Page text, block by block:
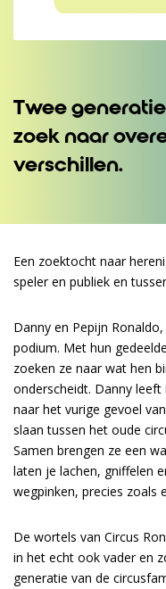
Twee
zoek naar
verschillen.
Een zoektocht naar
speler en publiek en
Danny en Pepijn
podium. Met hun
zoeken ze naar wat hen
onderscheidt. Danny
naar het vurige gevoel
slaan tussen het oude
Samen brengen ze een
laten je lachen, gniffelen
wegpinken, precies zoals
De wortels van Circus
in het echt ook vader en
generatie van de